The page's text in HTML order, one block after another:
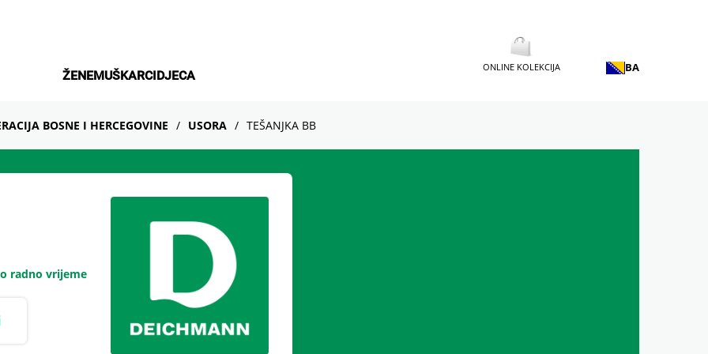
ŽENEMUŠKARCIDJECA
ONLINE KOLEKCIJA BA
BOSNE I HERCEGOVINE USORA TEŠANJKA BB
radno vrijeme